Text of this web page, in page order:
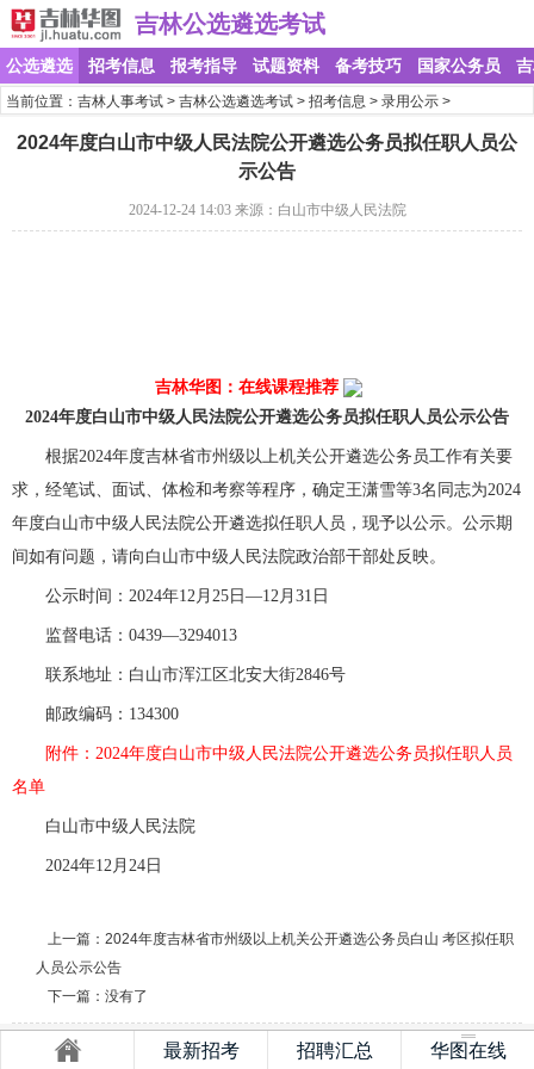
吉林公选遴选考试
公选遴选 招考信息 报考指导 试题资料 备考技巧 国家公务员
当前位置：吉林人事考试 >吉林公选遴选考试 >招考信息 >录用公示 >
2024年度白山市中级人民法院公开遴选公务员拟任职人员公
示公告
2024-12-24 14:03 来源：白山市中级人民法院
吉林华图：在线课程推荐
2024年度白山市中级人民法院公开遴选公务员拟任职人员公示公告
根据2024年度吉林省市州级以上机关公开遴选公务员工作有关要
求，经笔试、面试、体检和考察等程序，确定王潇雪等3名同志为2024
年度白山市中级人民法院公开遴选拟任职人员，现予以公示。公示期
间如有问题，请向白山市中级人民法院政治部干部处反映。
公示时间：2024年12月25日—12月31日
监督电话：0439—3294013
联系地址：白山市浑江区北安大街2846号
邮政编码：134300
附件：2024年度白山市中级人民法院公开遴选公务员拟任职人员
名单
白山市中级人民法院
2024年12月24日
上一篇： 2024年度吉林省市州级以上机关公开遴选公务员白山 考区拟任职
人员公示公告
下一篇：没有了
蜀ICP备2023044056号-2 川公网安备51018002000144号 出版物经营许可证
最新招考 招聘汇总 华图在线